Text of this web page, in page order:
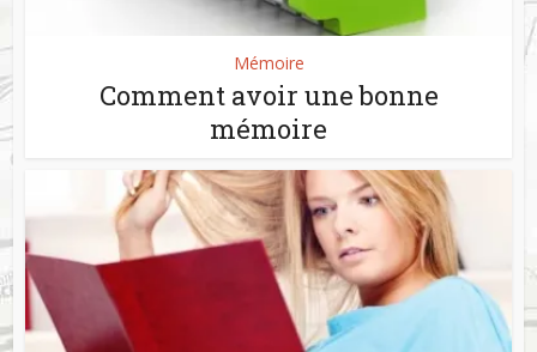
Mémoire
Comment avoir une bonne
mémoire